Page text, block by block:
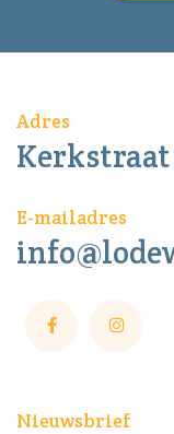
Adres
E-mailadres
Nieuwsbrief